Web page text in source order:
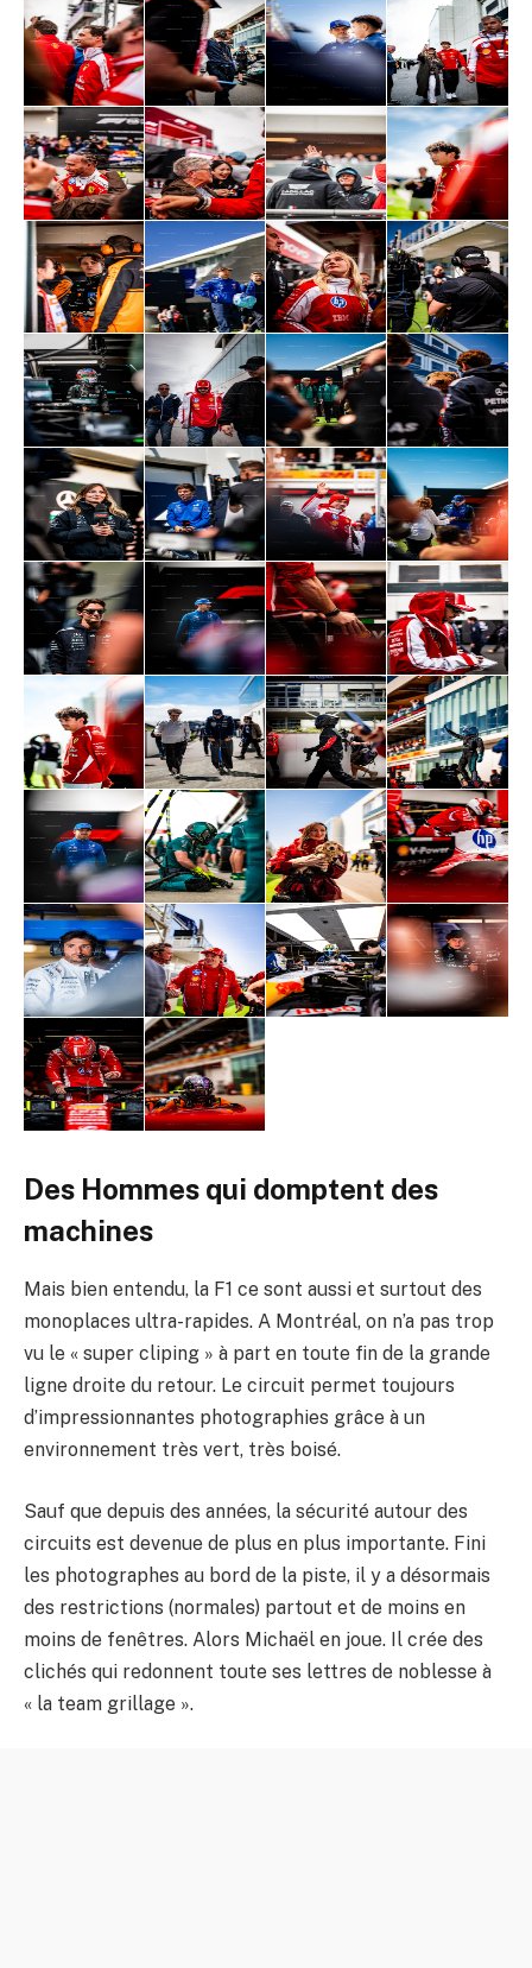
Des Hommes qui domptent des
machines
Mais bien entendu, la F1 ce sont aussi et surtout des
monoplaces ultra-rapides. A Montréal, on n’a pas trop
vu le « super cliping » à part en toute fin de la grande
ligne droite du retour. Le circuit permet toujours
d’impressionnantes photographies grâce à un
environnement très vert, très boisé.
Sauf que depuis des années, la sécurité autour des
circuits est devenue de plus en plus importante. Fini
les photographes au bord de la piste, il y a désormais
des restrictions (normales) partout et de moins en
moins de fenêtres. Alors Michaël en joue. Il crée des
clichés qui redonnent toute ses lettres de noblesse à
« la team grillage ».